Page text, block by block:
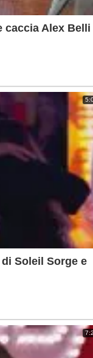
caccia Alex Belli
Soleil Sorge e